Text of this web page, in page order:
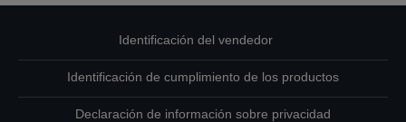
Identificación del vendedor
Identificación de cumplimiento de los productos
Declaración de información sobre privacidad